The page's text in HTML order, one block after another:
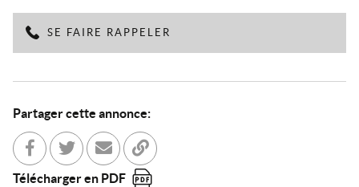
SE FAIRE RAPPELER
Partager cette annonce:
Partager sur Facebook
Partager sur Twitter
Envoyer à un ami
Copier dans le bloc-note
Télécharger en PDF